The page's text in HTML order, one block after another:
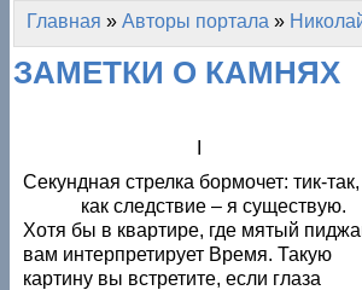
Главное меню
Вы здесь
Главная » Авторы портала »
ЗАМЕТКИ О КАМНЯХ
Секундная стрелка бормочет: тик-так,
как следствие – я существую.
Хотя бы в квартире, где мятый
вам интерпретирует Время. Такую
картину вы встретите, если глаза